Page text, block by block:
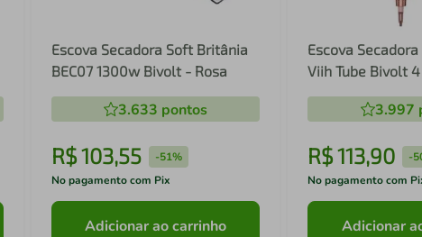
Escova Secadora Soft Britânia
BEC07 1300w Bivolt - Rosa
3.633 pontos
R$103,55 -51%
No pagamento com Pix
Adicionar ao carrinho
Escova
Viih Tube Bivolt 4
3.997
R$113,90 -
No pagamento com
Adicionar